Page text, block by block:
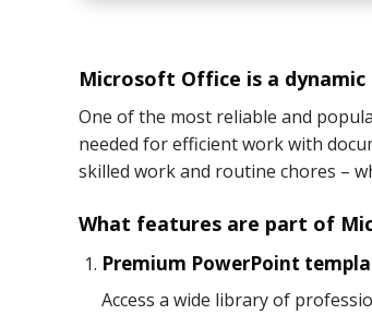
Microsoft Office is a
One of the most reliable and
needed for efficient work with
skilled work and routine chores –
What features are part of
Premium PowerPoint
Access a wide library of